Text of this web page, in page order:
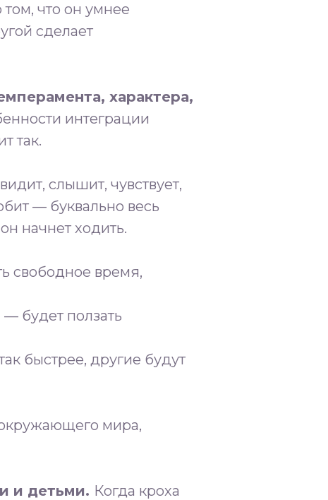
что он умнее
сделает
характера,
интеграции
так.
слышит, чувствует,
— буквально весь
начнет ходить.
свободное время,
будет ползать
быстрее, другие будут
мира,
и детьми. Когда кроха